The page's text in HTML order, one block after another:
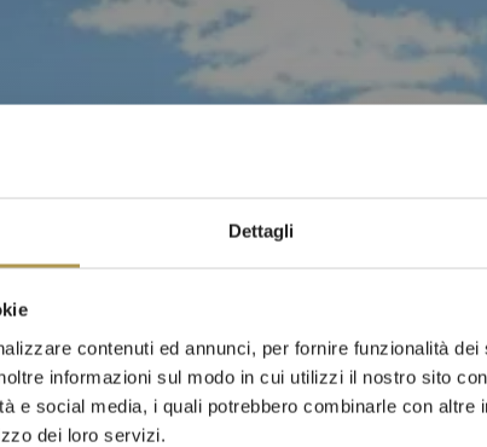
Dettagli
contenuti ed annunci, per fornire funzionalità
informazioni sul modo in cui utilizzi il nostro sito
e social media, i quali potrebbero combinarle con altre
dei loro servizi.